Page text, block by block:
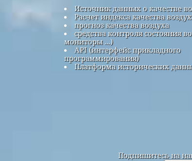
Источник данных о качестве
Расчет индекса качества
прогноз качества воздуха
средства контроля состояния
мониторы ...)
API (интерфейс прикладного
программирования)
Платформа исторических
Подпишитесь на